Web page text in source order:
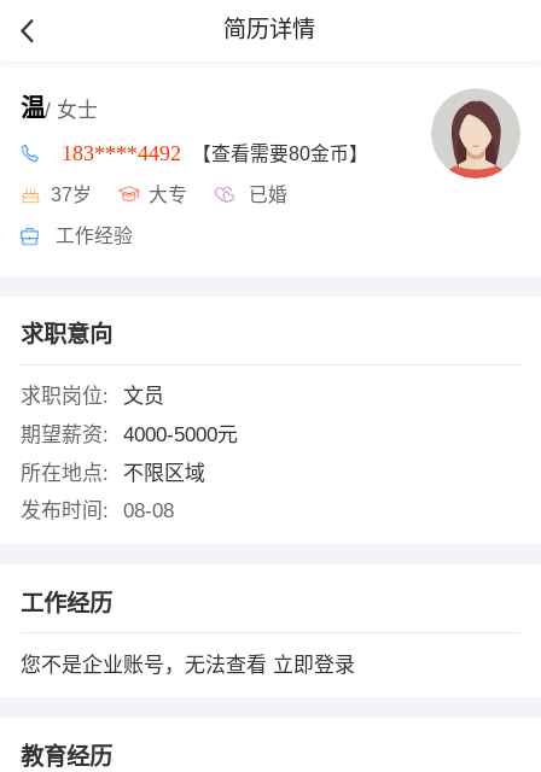
简历详情
温/ 女士
183****4492 【查看需要80金币】
37岁 大专 已婚
工作经验
求职意向
求职岗位:
文员
期望薪资:
4000-5000元
所在地点:
不限区域
发布时间:
08-08
工作经历
您不是企业账号，无法查看 立即登录
教育经历